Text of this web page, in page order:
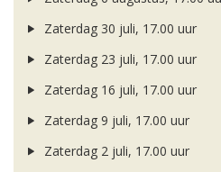
Zaterdag 30 juli, 17.00 uur
Zaterdag 23 juli, 17.00 uur
Zaterdag 16 juli, 17.00 uur
Zaterdag 9 juli, 17.00 uur
Zaterdag 2 juli, 17.00 uur